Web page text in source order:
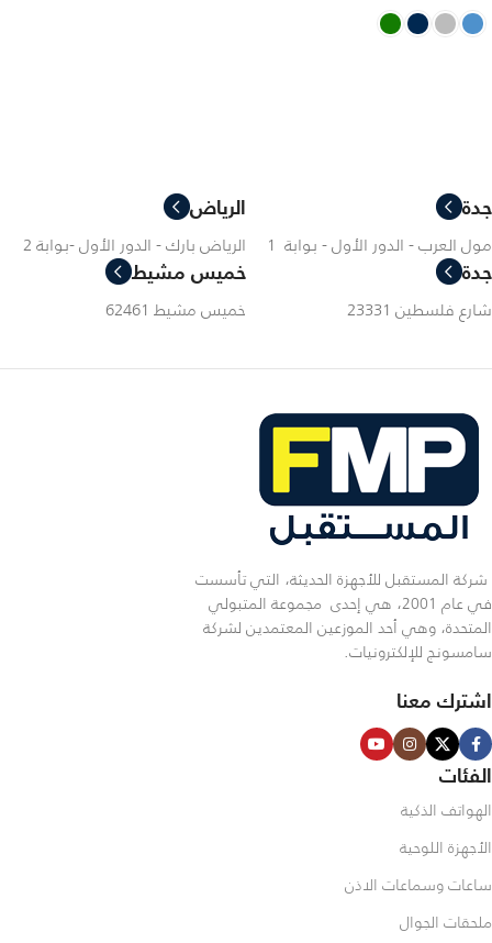
جدة
مول العرب - الدور الأول - بوابة 1
الرياض
الرياض بارك - الدور الأول -بوابة 2
جدة
شارع فلسطين 23331
خميس مشيط
خميس مشيط 62461
شركة المستقبل للأجهزة الحديثة، التي تأسست
في عام 2001، هي إحدى مجموعة المتبولي
المتحدة، وهي أحد الموزعين المعتمدين لشركة
سامسونج للإلكترونيات.
اشترك معنا
الفئات
الهواتف الذكية
الأجهزة اللوحية
ساعات وسماعات الاذن
ملحقات الجوال